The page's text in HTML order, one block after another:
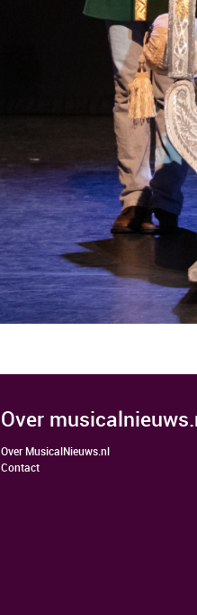
over
Over MusicalNieuws.nl
Contact